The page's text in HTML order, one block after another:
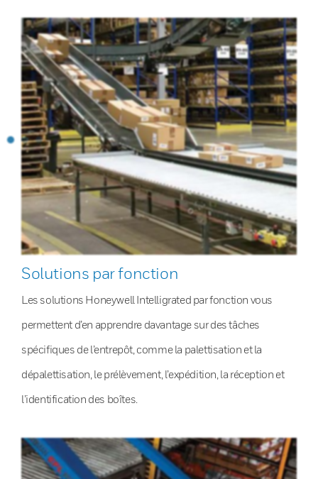
Solutions par fonction
Les solutions Honeywell Intelligrated par fonction vous
permettent d’en apprendre davantage sur des tâches
spécifiques de l’entrepôt, comme la palettisation et la
dépalettisation, le prélèvement, l’expédition, la réception et
l’identification des boîtes.